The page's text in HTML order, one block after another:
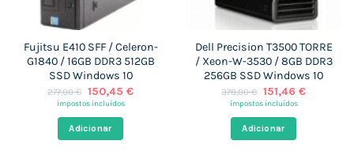
Fujitsu E410 SFF / Celeron-
G1840 / 16GB DDR3 512GB
SSD Windows 10
277,00€ O
preço
era:
277,00 €.
150,45 €O
impostos incluídos
Adicionar
Dell Precision T3500 TORRE
/ Xeon-W-3530 / 8GB DDR3
256GB SSD Windows 10
378,00€ O
preço
era:
378,00 €.
151,46 €O
impostos incluídos
Adicionar